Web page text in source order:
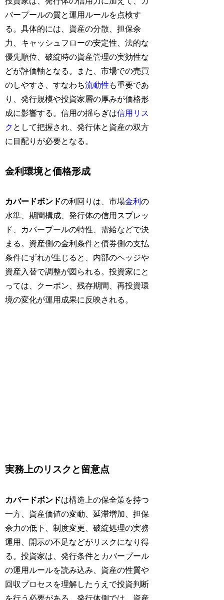
バープールの質と運用ルールを点検す
る。具体的には、資産の分散、担保余
力、キャッシュフローの安定性、法的な
優先順位、破綻時の資産管理の実効性な
どが評価軸となる。また、市場での売買
のしやすさ、すなわち流動性 も重要であ
り、発行規模や投資家層の厚みが価格形
成に影響する。信用の揺らぎは信用リス
ク として把握され、発行体と資産の双方
に目配りが必要となる。
金利環境と価格形成
カバードボンドの利回りは、市場金利の
水準、期間構成、発行体の信用スプレッ
ド、カバープールの特性、需給などで決
まる。資産側の金利条件と債券側の支払
条件にずれが生じると、内部のヘッジや
資産入替で調整が図られる。投資家にと
っては、クーポン、残存期間、再投資環
境の変化が運用成果に反映される。
実務上のリスクと留意点
カバードボンドは構造上の保全策を持つ
一方、資産価値の変動、延滞増加、担保
余力の低下、制度変更、破綻処理の実務
運用、開示の不足などがリスクになり得
る。投資家は、発行条件とカバープール
の運用ルールを読み込み、資産の性質や
回収プロセスを理解したうえで投資判断
を行う必要がある。発行体側では、資産